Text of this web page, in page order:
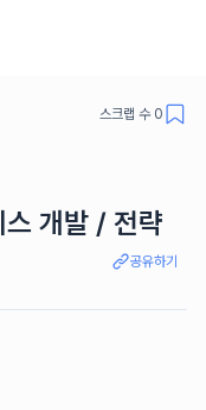
스크랩 수 0
개발 / 전략
공유하기